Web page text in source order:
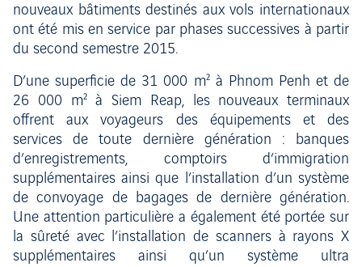
nouveaux bâtiments destinés aux vols internationaux
ont été mis en service par phases successives à partir
du second semestre 2015.
D’une superficie de 31 000 m² à Phnom Penh et de
26 000 m² à Siem Reap, les nouveaux terminaux
offrent aux voyageurs des équipements et des
services de toute dernière génération : banques
d’enregistrements, comptoirs d’immigration
supplémentaires ainsi que l’installation d’un système
de convoyage de bagages de dernière génération.
Une attention particulière a également été portée sur
la sûreté avec l’installation de scanners à rayons X
supplémentaires ainsi qu’un système ultra